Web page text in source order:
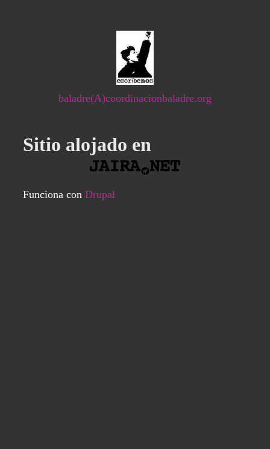
baladre(A)coordinacionbaladre.org
Sitio alojado en
Funciona con Drupal